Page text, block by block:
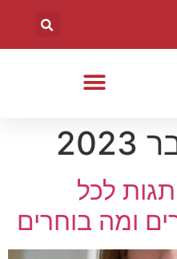
לכל
ומה בוחרים